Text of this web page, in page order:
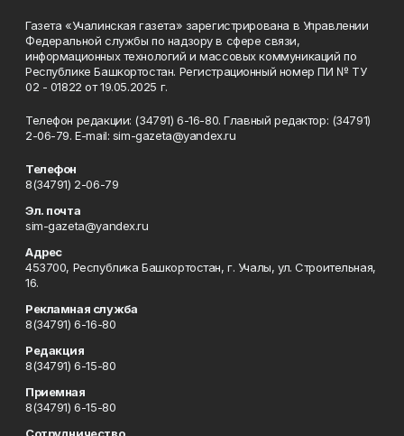
Газета «Учалинская газета» зарегистрирована в Управлении
Федеральной службы по надзору в сфере связи,
информационных технологий и массовых коммуникаций по
Республике Башкортостан. Регистрационный номер ПИ № ТУ
02 - 01822 от 19.05.2025 г.
Телефон редакции: (34791) 6-16-80. Главный редактор: (34791)
2-06-79. Е-mаil: sim-gazeta@yandex.ru
Телефон
8(34791) 2-06-79
Эл. почта
sim-gazeta@yandex.ru
Адрес
453700, Республика Башкортостан, г. Учалы, ул. Строительная,
16.
Рекламная служба
8(34791) 6-16-80
Редакция
8(34791) 6-15-80
Приемная
8(34791) 6-15-80